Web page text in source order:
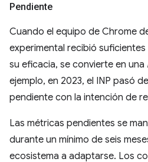
Pendiente
Cuando el equipo de Chrome
experimental recibió
su eficacia, se convierte en una
ejemplo, en 2023, el INP pasó
pendiente con la intención de
Las métricas pendientes se
durante un mínimo de seis
ecosistema a adaptarse. Los